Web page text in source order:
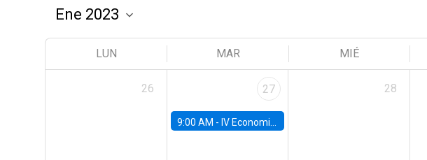
LUN MAR MIÉ
26 27
9:00 AM - IV Economics Alumni Workshop
28